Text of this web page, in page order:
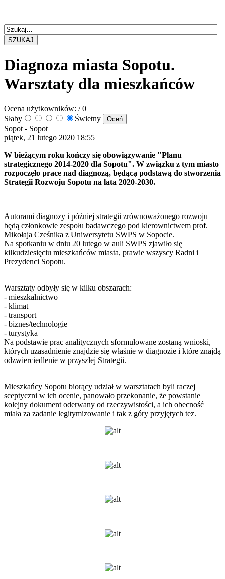
SZUKAJ
Diagnoza miasta Sopotu.
Warsztaty dla mieszkańców
Ocena użytkowników: / 0
Słaby
Świetny
Sopot - Sopot
piątek, 21 lutego 2020 18:55
W bieżącym roku kończy się obowiązywanie "Planu
strategicznego 2014-2020 dla Sopotu". W związku z tym miasto
rozpoczęło prace nad diagnozą, będącą podstawą do stworzenia
Strategii Rozwoju Sopotu na lata 2020-2030.
Autorami diagnozy i później strategii zrównoważonego rozwoju
będą członkowie zespołu badawczego pod kierownictwem prof.
Mikołaja Cześnika z Uniwersytetu SWPS w Sopocie.
Na spotkaniu w dniu 20 lutego w auli SWPS zjawiło się
kilkudziesięciu mieszkańców miasta, prawie wszyscy Radni i
Prezydenci Sopotu.
Warsztaty odbyły się w kilku obszarach:
- mieszkalnictwo
- klimat
- transport
- biznes/technologie
- turystyka
Na podstawie prac analitycznych sformułowane zostaną wnioski,
których uzasadnienie znajdzie się właśnie w diagnozie i które znajdą
odzwierciedlenie w przyszłej Strategii.
Mieszkańcy Sopotu biorący udział w warsztatach byli raczej
sceptyczni w ich ocenie, panowało przekonanie, że powstanie
kolejny dokument oderwany od rzeczywistości, a ich obecność
miała za zadanie legitymizowanie i tak z góry przyjętych tez.